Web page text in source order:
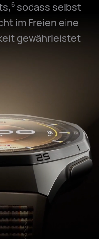
6 sodass selbst
im Freien eine
gewährleistet